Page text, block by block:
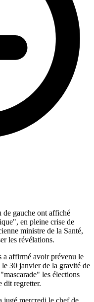
de gauche ont affiché
en pleine crise de
ministre de la Santé,
les révélations.
a affirmé avoir prévenu le
30 janvier de la gravité de
les élections
dit regretter.
jugé mercredi le chef de